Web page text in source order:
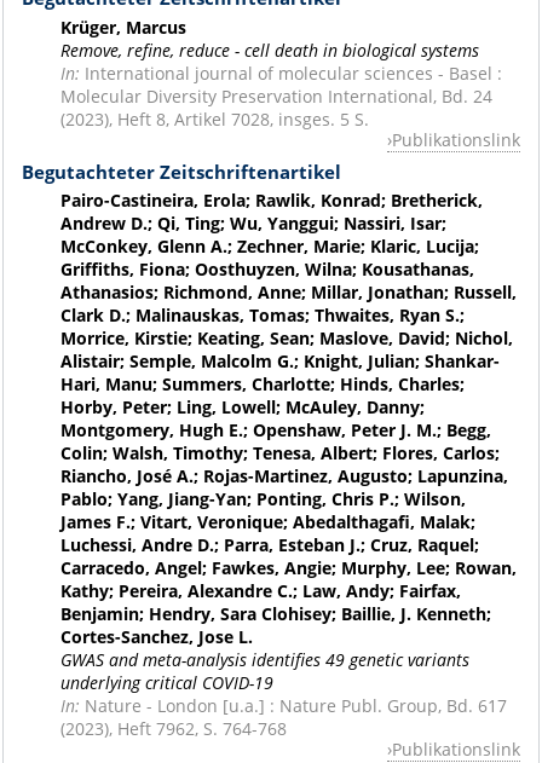
Krüger, Marcus
Remove, refine, reduce - cell death in biological systems
In: International journal of molecular sciences - Basel :
Molecular Diversity Preservation International, Bd. 24
(2023), Heft 8, Artikel 7028, insges. 5 S.
Publikationslink
Begutachteter Zeitschriftenartikel
Pairo-Castineira, Erola; Rawlik, Konrad; Bretherick,
Andrew D.; Qi, Ting; Wu, Yanggui; Nassiri, Isar;
McConkey, Glenn A.; Zechner, Marie; Klaric, Lucija;
Griffiths, Fiona; Oosthuyzen, Wilna; Kousathanas,
Athanasios; Richmond, Anne; Millar, Jonathan; Russell,
Clark D.; Malinauskas, Tomas; Thwaites, Ryan S.;
Morrice, Kirstie; Keating, Sean; Maslove, David; Nichol,
Alistair; Semple, Malcolm G.; Knight, Julian; Shankar-
Hari, Manu; Summers, Charlotte; Hinds, Charles;
Horby, Peter; Ling, Lowell; McAuley, Danny;
Montgomery, Hugh E.; Openshaw, Peter J. M.; Begg,
Colin; Walsh, Timothy; Tenesa, Albert; Flores, Carlos;
Riancho, José A.; Rojas-Martinez, Augusto; Lapunzina,
Pablo; Yang, Jiang-Yan; Ponting, Chris P.; Wilson,
James F.; Vitart, Veronique; Abedalthagafi, Malak;
Luchessi, Andre D.; Parra, Esteban J.; Cruz, Raquel;
Carracedo, Angel; Fawkes, Angie; Murphy, Lee; Rowan,
Kathy; Pereira, Alexandre C.; Law, Andy; Fairfax,
Benjamin; Hendry, Sara Clohisey; Baillie, J. Kenneth;
Cortes-Sanchez, Jose L.
GWAS and meta-analysis identifies 49 genetic variants
underlying critical COVID-19
In: Nature - London [u.a.] : Nature Publ. Group, Bd. 617
(2023), Heft 7962, S. 764-768
Publikationslink